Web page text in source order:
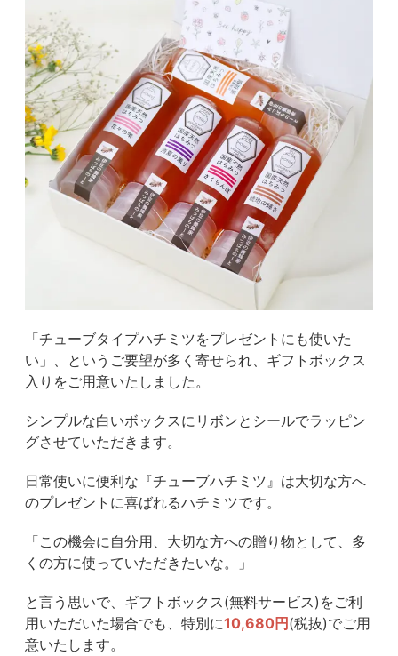
「チューブタイプハチミツをプレゼントにも使いた
い」、というご要望が多く寄せられ、ギフトボックス
入りをご用意いたしました。
シンプルな白いボックスにリボンとシールでラッピン
グさせていただきます。
日常使いに便利な『チューブハチミツ』は大切な方へ
のプレゼントに喜ばれるハチミツです。
「この機会に自分用、大切な方への贈り物として、多
くの方に使っていただきたいな。」
と言う思いで、ギフトボックス(無料サービス)をご利
用いただいた場合でも、特別に10,680円 (税抜)でご用
意いたします。